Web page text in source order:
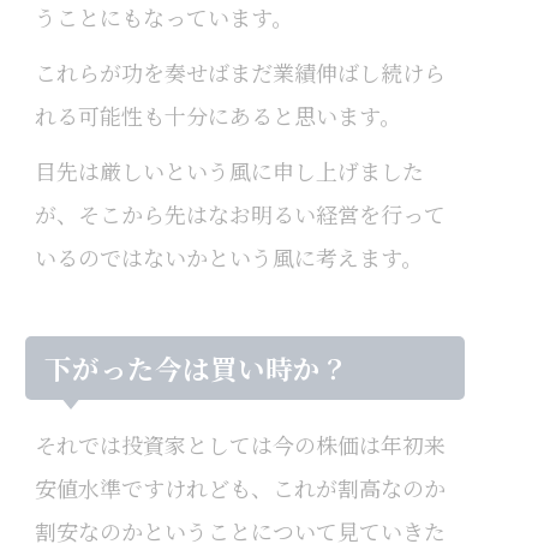
うことにもなっています。
これらが功を奏せばまだ業績伸ばし続けら
れる可能性も十分にあると思います。
目先は厳しいという風に申し上げました
が、そこから先はなお明るい経営を行って
いるのではないかという風に考えます。
下がった今は買い時か？
それでは投資家としては今の株価は年初来
安値水準ですけれども、これが割高なのか
割安なのかということについて見ていきた